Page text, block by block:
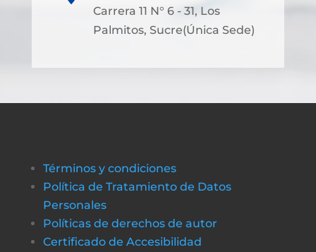
Carrera 11 N° 6 - 31, Los
Palmitos, Sucre(Única Sede)
Términos y condiciones
Política de Tratamiento de Datos
Personales
Políticas de derechos de autor
Certificado de Accesibilidad